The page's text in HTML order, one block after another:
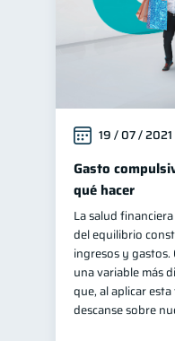
19 / 07 / 2021
Gasto
qué hacer
La salud
del equilibrio
ingresos y gastos.
una variable más
que, al aplicar
descanse sobre